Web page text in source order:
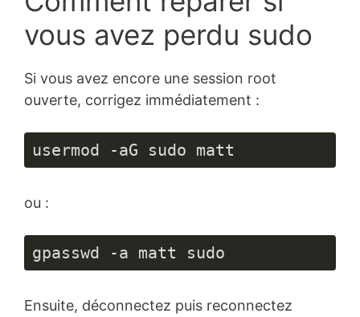
vous avez perdu sudo
Si vous avez encore une session root
ouverte, corrigez immédiatement :
usermod -aG sudo matt
ou :
gpasswd -a matt sudo
Ensuite, déconnectez puis reconnectez